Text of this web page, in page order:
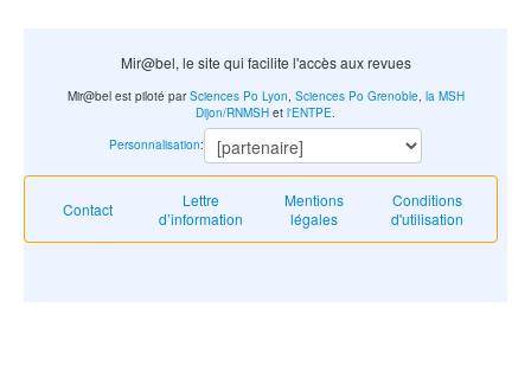
Mir@bel, le site qui facilite l'accès aux revues
Contact
Lettre
d’information
Mentions
légales
Conditions
d'utilisation
Mir@bel est piloté parSciences Po Lyon, Sciences Po Grenoble, la MSH
Dijon/RNMSH et l'ENTPE.
Personnalisation: